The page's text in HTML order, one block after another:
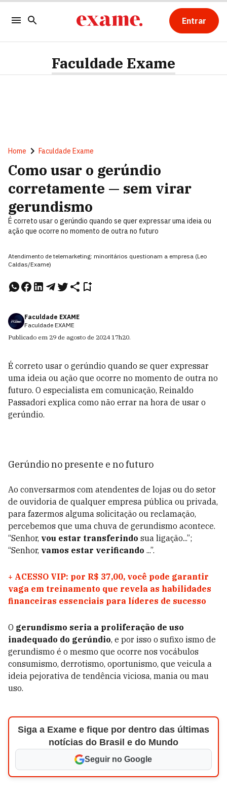
Entrar
Faculdade Exame
Home Faculdade Exame
Como usar o gerúndio
corretamente — sem virar
gerundismo
É correto usar o gerúndio quando se quer expressar uma ideia ou
ação que ocorre no momento de outra no futuro
Atendimento de telemarketing: minoritários questionam a empresa (Leo
Caldas/Exame)
Faculdade EXAME
Faculdade EXAME
Publicado em 29 de agosto de 2024 17h20.
É correto usar o gerúndio quando se quer expressar
uma ideia ou ação que ocorre no momento de outra no
futuro. O especialista em comunicação, Reinaldo
Passadori explica como não errar na hora de usar o
gerúndio.
Gerúndio no presente e no futuro
Ao conversarmos com atendentes de lojas ou do setor
de ouvidoria de qualquer empresa pública ou privada,
para fazermos alguma solicitação ou reclamação,
percebemos que uma chuva de gerundismo acontece.
“Senhor, vou estar transferindo sua ligação...”;
“Senhor, vamos estar verificando ...”.
+ ACESSO VIP: por R$ 37,00, você pode garantir
vaga em treinamento que revela as habilidades
financeiras essenciais para líderes de sucesso
O gerundismo seria a proliferação de uso
inadequado do gerúndio, e por isso o sufixo ismo de
gerundismo é o mesmo que ocorre nos vocábulos
consumismo, derrotismo, oportunismo, que veicula a
ideia pejorativa de tendência viciosa, mania ou mau
uso.
Siga a Exame e fique por dentro das últimas
notícias do Brasil e do Mundo
Seguir no Google